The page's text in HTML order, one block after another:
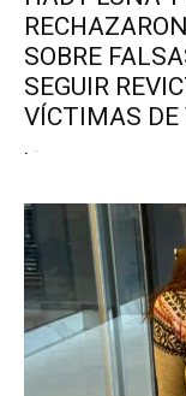
SOBRE
SEGUIR
VÍCTIMAS DE
. -